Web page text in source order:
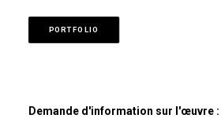
PORTFOLIO
Demande d'information sur l'œuvre :